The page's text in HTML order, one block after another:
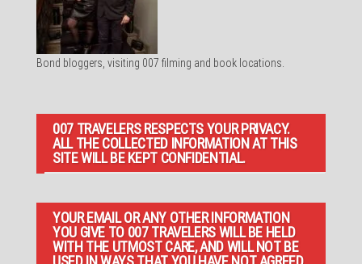
Bond bloggers, visiting 007 filming and book locations.
007 TRAVELERS RESPECTS YOUR PRIVACY.
ALL THE COLLECTED INFORMATION AT THIS
SITE WILL BE KEPT CONFIDENTIAL.
YOUR EMAIL OR ANY OTHER INFORMATION
YOU GIVE TO 007 TRAVELERS WILL BE HELD
WITH THE UTMOST CARE, AND WILL NOT BE